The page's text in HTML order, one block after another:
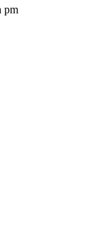
pm